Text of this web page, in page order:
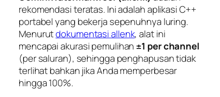
rekomendasi teratas. Ini adalah aplikasi C++
portabel yang bekerja sepenuhnya luring.
Menurutdokumentasi allenk, alat ini
mencapai akurasi pemulihan ±1 per channel
(per saluran), sehingga penghapusan tidak
terlihat bahkan jika Anda memperbesar
hingga 100%.